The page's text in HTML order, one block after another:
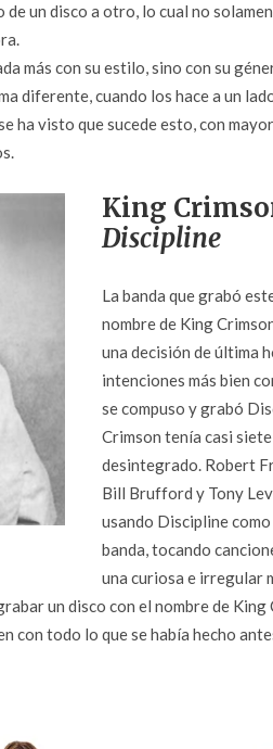
un disco a otro, lo cual no
más con su estilo, sino con su
diferente, cuando los hace a un
ha visto que sucede esto, con
King
Discipline
La banda que grabó
nombre de King
una decisión de última
intenciones más bien
se compuso y grabó
Crimson tenía casi
desintegrado. Robert
Bill Brufford y Tony
usando Discipline como
banda, tocando
una curiosa e irregular
un disco con el nombre de King
con todo lo que se había hecho